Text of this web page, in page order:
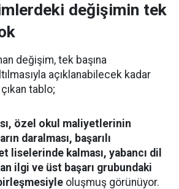
değişimin tek
değişim, tek başına
açıklanabilecek kadar
tablo;
özel okul maliyetlerinin
daralması, başarılı
liselerinde kalması, yabancı dil
ilgi ve üst başarı grubundaki
oluşmuş görünüyor.